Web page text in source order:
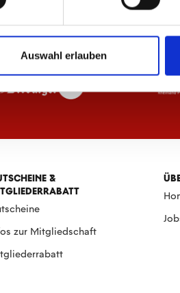
Auswahl erlauben
&
zur Mitgliedschaft